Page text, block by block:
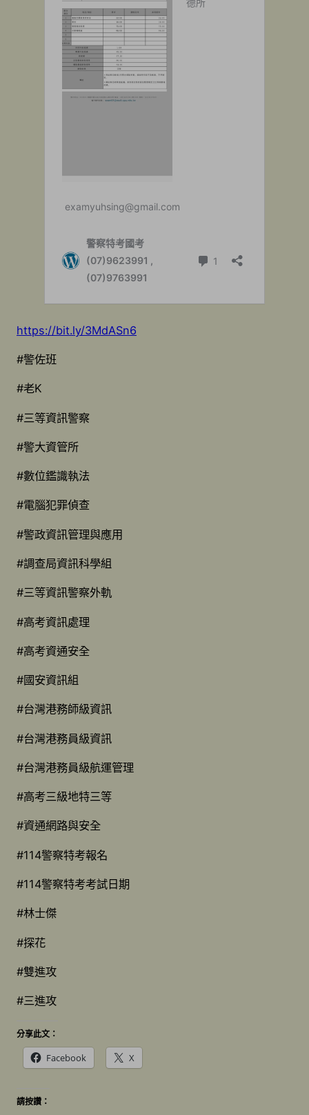
https://bit.ly/3MdASn6
#警佐班
#老K
#三等資訊警察
#警大資管所
#數位鑑識執法
#電腦犯罪偵查
#警政資訊管理與應用
#調查局資訊科學組
#三等資訊警察外軌
#高考資訊處理
#高考資通安全
#國安資訊組
#台灣港務師級資訊
#台灣港務員級資訊
#台灣港務員級航運管理
#高考三級地特三等
#資通網路與安全
#114警察特考報名
#114警察特考考試日期
#林士傑
#探花
#雙進攻
#三進攻
分享此文：
Facebook X
請按讚：